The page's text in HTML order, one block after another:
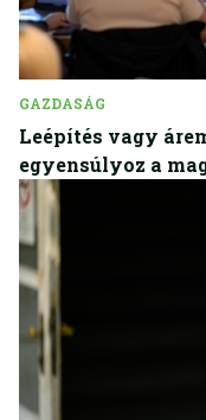
GAZDASÁG
Leépítés vagy
egyensúlyoz a